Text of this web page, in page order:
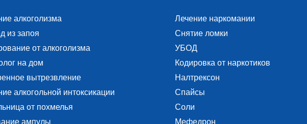
алкоголизма
из запоя
от алкоголизма
на дом
вытрезвление
алкогольной интоксикации
от похмелья
ампулы
Лечение наркомании
Снятие ломки
УБОД
Кодировка от наркотиков
Налтрексон
Спайсы
Соли
Мефедрон